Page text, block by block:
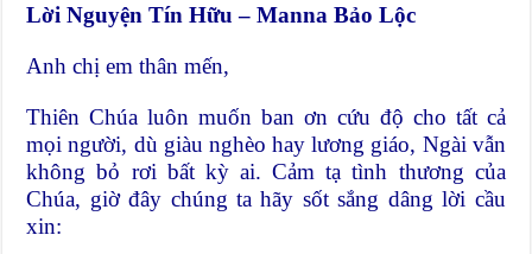
Lời Nguyện Tín Hữu – Manna Bảo Lộc
Anh chị em thân mến,
Thiên Chúa luôn muốn ban ơn cứu độ cho tất cả
mọi người, dù giàu nghèo hay lương giáo, Ngài vẫn
không bỏ rơi bất kỳ ai. Cảm tạ tình thương của
Chúa, giờ đây chúng ta hãy sốt sắng dâng lời cầu
xin: